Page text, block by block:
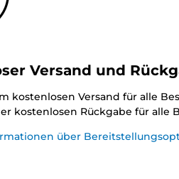
Versand und
kostenlosen Versand für alle
kostenlosen Rückgabe für alle
über